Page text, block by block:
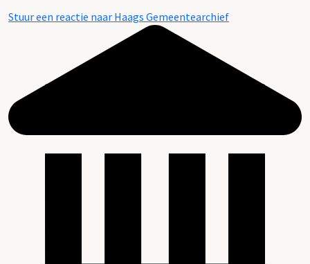
Stuur een reactie naar Haags Gemeentearchief